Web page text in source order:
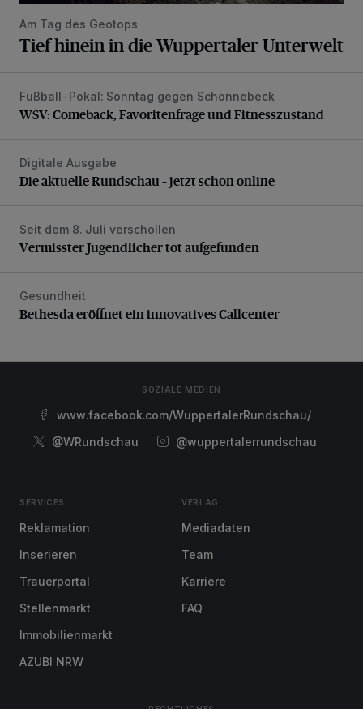
Am Tag des Geotops
Tief hinein in die Wuppertaler Unterwelt
WSV: Comeback, Favoritenfrage und Fitnesszustand
Fußball-Pokal: Sonntag gegen Schonnebeck
WSV: Comeback, Favoritenfrage und Fitnesszustand
Die aktuelle Rundschau – jetzt schon online
Digitale Ausgabe
Die aktuelle Rundschau – jetzt schon online
Vermisster Jugendlicher tot aufgefunden
Seit dem 8. Juli verschollen
Vermisster Jugendlicher tot aufgefunden
Bethesda eröffnet ein innovatives Callcenter
Gesundheit
Bethesda eröffnet ein innovatives Callcenter
SOZIALE MEDIEN
www.facebook.com/WuppertalerRundschau/
@WRundschau
@wuppertalerrundschau
SERVICES
Reklamation
Inserieren
Trauerportal
Stellenmarkt
Immobilienmarkt
AZUBI NRW
VERLAG
Mediadaten
Team
Karriere
FAQ